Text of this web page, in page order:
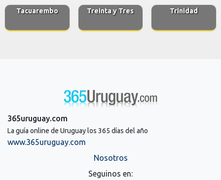
Tacuarembo Treinta y Tres Trinidad
365uruguay.com
La guía online de Uruguay los 365 días del año
www.365uruguay.com
Nosotros
Seguinos en: